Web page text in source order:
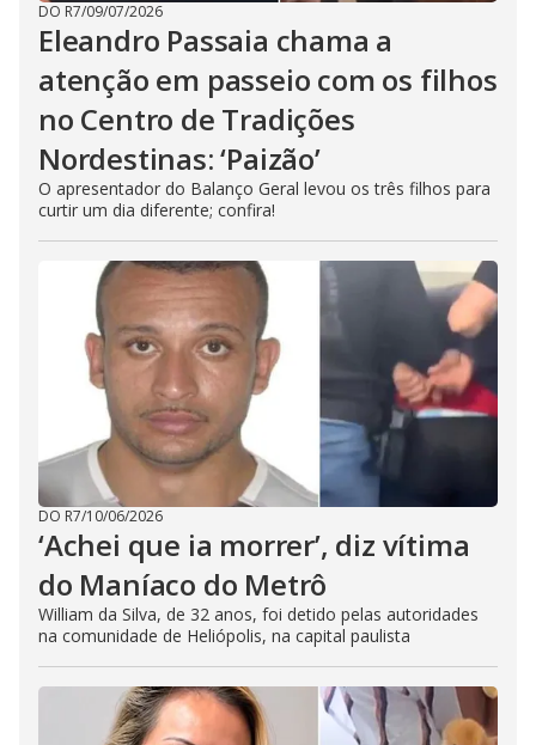
DO R7/09/07/2026
Eleandro Passaia chama a
atenção em passeio com os filhos
no Centro de Tradições
Nordestinas: ‘Paizão’
O apresentador do Balanço Geral levou os três filhos para
curtir um dia diferente; confira!
DO R7/10/06/2026
‘Achei que ia morrer’, diz vítima
do Maníaco do Metrô
William da Silva, de 32 anos, foi detido pelas autoridades
na comunidade de Heliópolis, na capital paulista